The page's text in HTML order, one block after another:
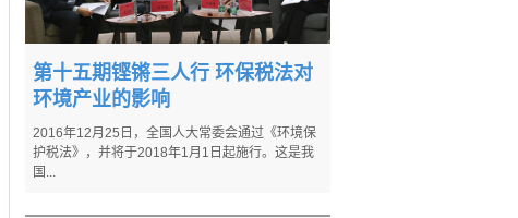
第十五期铿锵三人行 环保税法对
环境产业的影响
2016年12月25日，全国人大常委会通过《环境保
护税法》，并将于2018年1月1日起施行。这是我
国...